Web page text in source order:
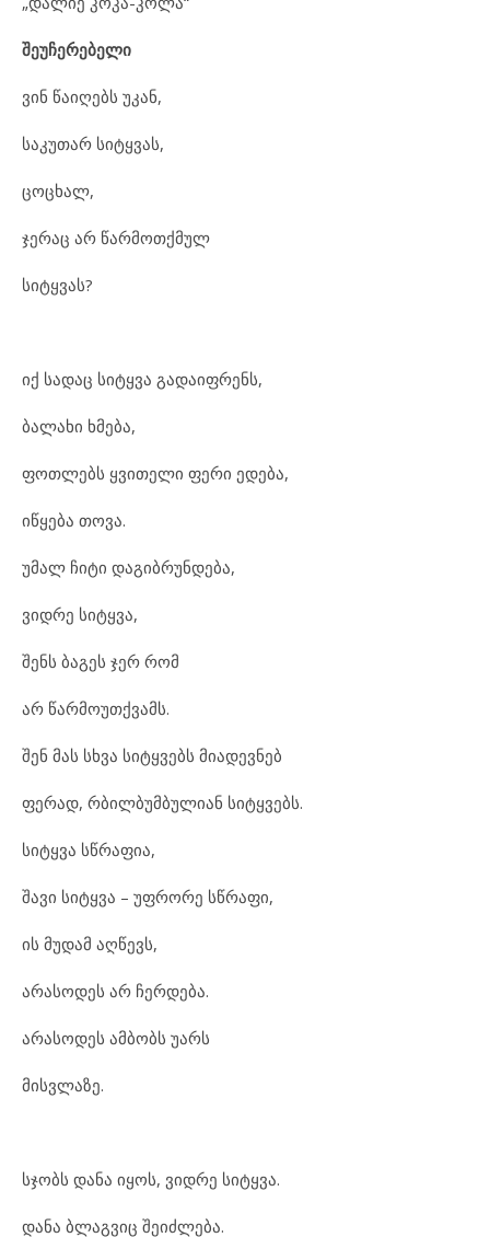
შეუჩერებელი
ვინ წაიღებს უკან,
საკუთარ სიტყვას,
ცოცხალ,
ჯერაც არ წარმოთქმულ
სიტყვას?
იქ სადაც სიტყვა გადაიფრენს,
ბალახი ხმება,
ფოთლებს ყვითელი ფერი ედება,
იწყება თოვა.
უმალ ჩიტი დაგიბრუნდება,
ვიდრე სიტყვა,
შენს ბაგეს ჯერ რომ
არ წარმოუთქვამს.
შენ მას სხვა სიტყვებს მიადევნებ
ფერად, რბილბუმბულიან სიტყვებს.
სიტყვა სწრაფია,
შავი სიტყვა – უფრორე სწრაფი,
ის მუდამ აღწევს,
არასოდეს არ ჩერდება.
არასოდეს ამბობს უარს
მისვლაზე.
სჯობს დანა იყოს, ვიდრე სიტყვა.
დანა ბლაგვიც შეიძლება.